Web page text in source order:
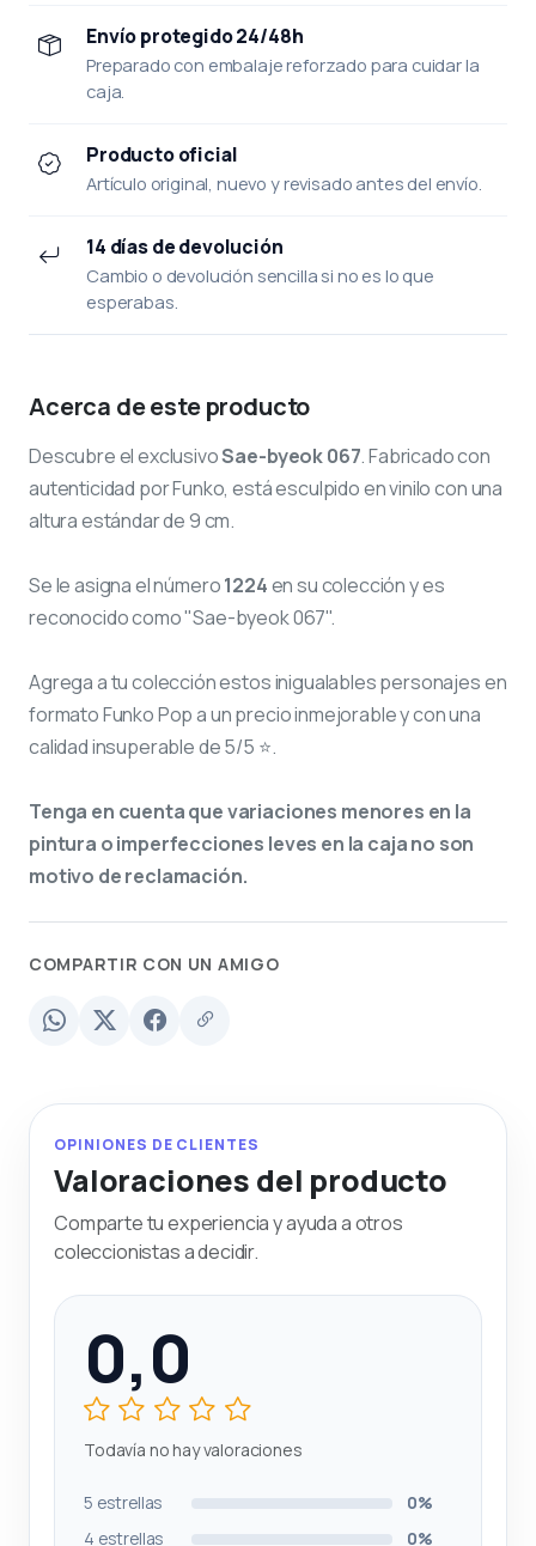
Envío protegido 24/48h
Preparado con embalaje reforzado para cuidar la
caja.
Producto oficial
Artículo original, nuevo y revisado antes del envío.
14 días de devolución
Cambio o devolución sencilla si no es lo que
esperabas.
Acerca de este producto
Descubre el exclusivoSae-byeok 067. Fabricado con
autenticidad por Funko, está esculpido en vinilo con una
altura estándar de 9 cm.
Se le asigna el número1224en su colección y es
reconocido como "Sae-byeok 067".
Agrega a tu colección estos inigualables personajes en
formato Funko Pop a un precio inmejorable y con una
calidad insuperable de 5/5 ⭐.
Tenga en cuenta que variaciones menores en la
pintura o imperfecciones leves en la caja no son
motivo de reclamación.
COMPARTIR CON UN AMIGO
OPINIONES DE CLIENTES
Valoraciones del producto
Comparte tu experiencia y ayuda a otros
coleccionistas a decidir.
0,0
Todavía no hay valoraciones
5 estrellas
0%
4 estrellas
0%